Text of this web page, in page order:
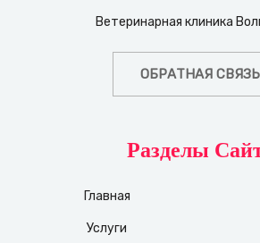
Ветеринарная клиника
ОБРАТНАЯ СВЯЗЬ
Разделы
Главная
Услуги